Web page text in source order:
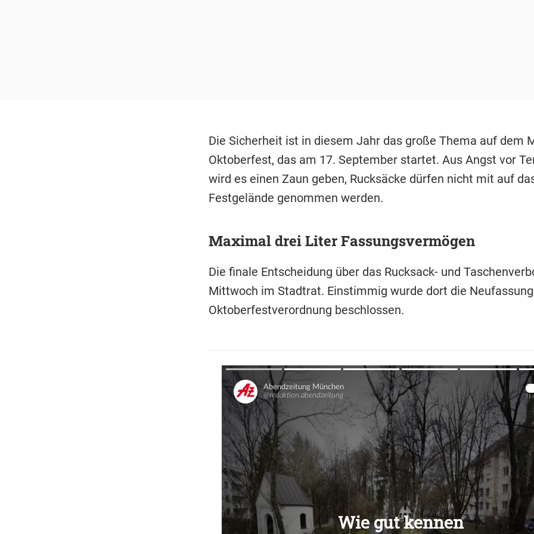
Die Sicherheit ist in diesem Jahr das große Thema auf dem
Oktoberfest, das am 17. September startet. Aus Angst vor
wird es einen Zaun geben, Rucksäcke dürfen nicht mit auf
Festgelände genommen werden.
Maximal drei Liter Fassungsvermögen
Die finale Entscheidung über das Rucksack- und
Mittwoch im Stadtrat. Einstimmig wurde dort die
Oktoberfestverordnung beschlossen.